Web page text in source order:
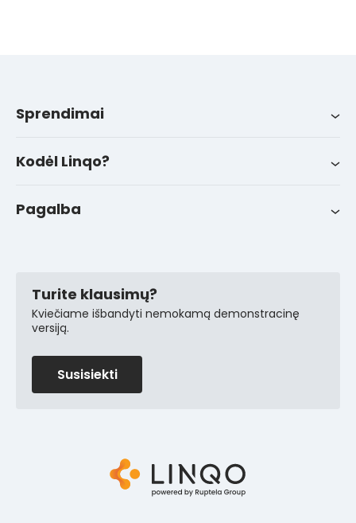
Sprendimai
Integracijos
Kodėl Linqo?
Naujienos
Kontaktai
Pagalba
FAQ
Turite klausimų?
Kviečiame išbandyti nemokamą demonstracinę
versiją.
Susisiekti